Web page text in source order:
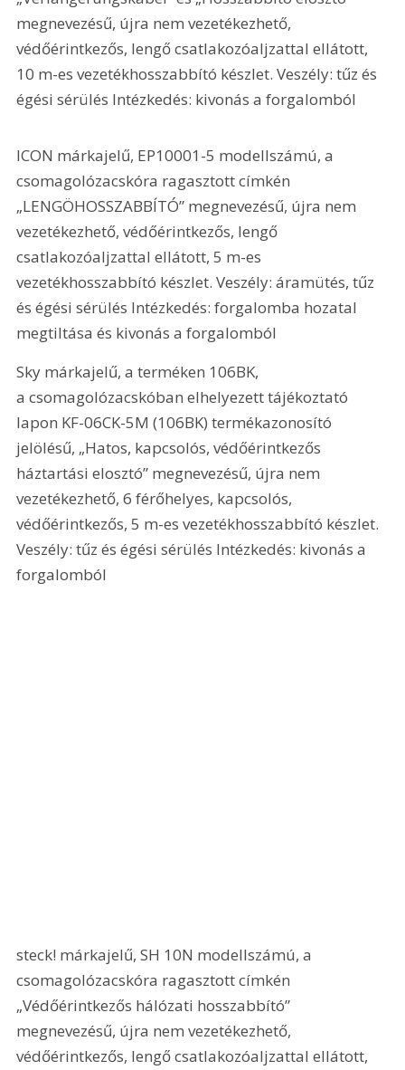
megnevezésű, újra nem vezetékezhető,
védőérintkezős, lengő csatlakozóaljzattal ellátott,
10 m-es vezetékhosszabbító készlet. Veszély: tűz és
égési sérülés Intézkedés: kivonás a forgalomból
ICON márkajelű, EP10001-5 modellszámú, a
csomagolózacskóra ragasztott címkén
„LENGÖHOSSZABBÍTÓ” megnevezésű, újra nem
vezetékezhető, védőérintkezős, lengő
csatlakozóaljzattal ellátott, 5 m-es
vezetékhosszabbító készlet. Veszély: áramütés, tűz
és égési sérülés Intézkedés: forgalomba hozatal
megtiltása és kivonás a forgalomból
Sky márkajelű, a terméken 106BK,
a csomagolózacskóban elhelyezett tájékoztató
lapon KF-06CK-5M (106BK) termékazonosító
jelölésű, „Hatos, kapcsolós, védőérintkezős
háztartási elosztó” megnevezésű, újra nem
vezetékezhető, 6 férőhelyes, kapcsolós,
védőérintkezős, 5 m-es vezetékhosszabbító készlet.
Veszély: tűz és égési sérülés Intézkedés: kivonás a
forgalomból
steck! márkajelű, SH 10N modellszámú, a
csomagolózacskóra ragasztott címkén
„Védőérintkezős hálózati hosszabbító”
megnevezésű, újra nem vezetékezhető,
védőérintkezős, lengő csatlakozóaljzattal ellátott,